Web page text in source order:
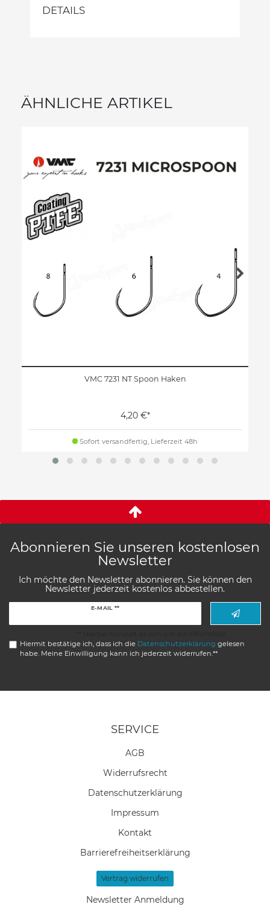
DETAILS
ÄHNLICHE ARTIKEL
VMC 7231 NT Spoon Haken
4,20 €*
Sofort versandfertig, Lieferzeit 48h
Abonnieren Sie unseren kostenlosen
Newsletter
Ich möchte den Newsletter abonnieren. Sie können den
Newsletter jederzeit kostenlos abbestellen.
E-MAIL **
Hiermit bestätige ich, dass ich die Daten­schutz­erklärung gelesen
habe. Meine Einwilligung kann ich jederzeit widerrufen.**
SERVICE
AGB
Widerrufs­recht
Daten­schutz­erklärung
Impressum
Kontakt
Barrierefreiheitserklärung
Vertrag widerrufen
Newsletter Anmeldung